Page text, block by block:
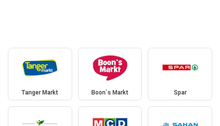
Tanger Markt Boon`s Markt Spar